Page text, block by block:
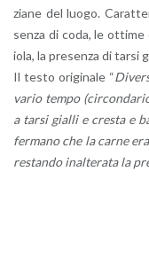
zia­ne del luogo.
sen­za di coda, le
io­la, la pre­sen­za di tarsi
Il testo ori­gi­na­le “
vario tempo
a tarsi gial­li e cre­sta e
fer­ma­no che la carne
re­stan­do inal­te­ra­ta la